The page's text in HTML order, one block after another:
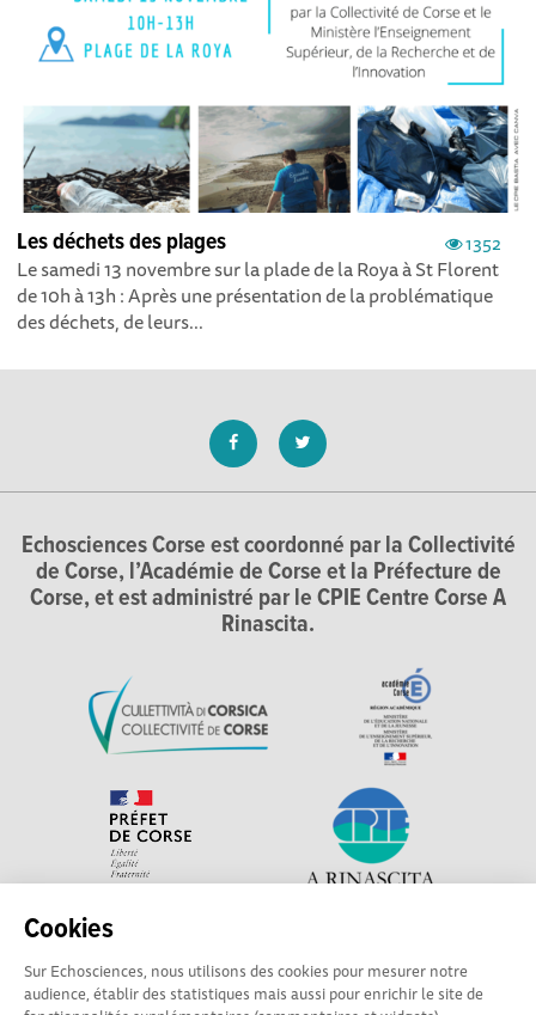
Cookies
Sur Echosciences, nous utilisons des cookies pour mesurer notre
audience, établir des statistiques mais aussi pour enrichir le site de
1352
Les déchets des plages
Le samedi 13 novembre sur la plade de la Roya à St Florent
de 10h à 13h : Après une présentation de la problématique
des déchets, de leurs...
Echosciences Corse est coordonné par la Collectivité
de Corse, l’Académie de Corse et la Préfecture de
Corse, et est administré par le CPIE Centre Corse A
Rinascita.
Corse, le réseau social des acteurs de sciences et de
technologie du territoire. Contact : contact-csti@cpie-